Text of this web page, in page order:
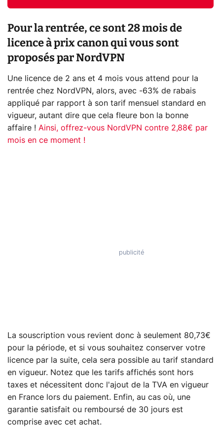
Pour la rentrée, ce sont 28 mois de
licence à prix canon qui vous sont
proposés par NordVPN
Une licence de 2 ans et 4 mois vous attend pour la
rentrée chez NordVPN, alors, avec -63% de rabais
appliqué par rapport à son tarif mensuel standard en
vigueur, autant dire que cela fleure bon la bonne
affaire ! Ainsi, offrez-vous NordVPN contre 2,88€ par
mois en ce moment !
La souscription vous revient donc à seulement 80,73€
pour la période, et si vous souhaitez conserver votre
licence par la suite, cela sera possible au tarif standard
en vigueur. Notez que les tarifs affichés sont hors
taxes et nécessitent donc l'ajout de la TVA en vigueur
en France lors du paiement. Enfin, au cas où, une
garantie satisfait ou remboursé de 30 jours est
comprise avec cet achat.